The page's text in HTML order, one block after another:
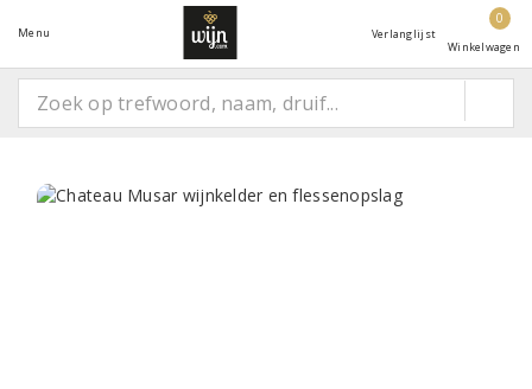
Menu Verlanglijst
0
Winkelwagen